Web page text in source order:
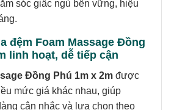
sóc giấc ngủ bền vững, hiệu
đệm Foam Massage Đồng
linh hoạt, dễ tiếp cận
Đồng Phú 1m x 2m được
mức giá khác nhau, giúp
cân nhắc và lựa chọn theo